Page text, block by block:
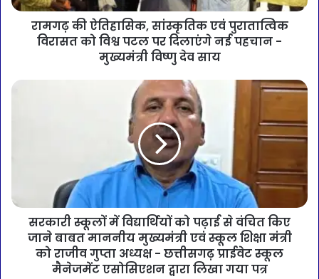
रामगढ़ की ऐतिहासिक, सांस्कृतिक एवं पुरातात्विक
विरासत को विश्व पटल पर दिलाएंगे नई पहचान -
मुख्यमंत्री विष्णु देव साय
सरकारी स्कूलों में विद्यार्थियों को पढ़ाई से वंचित किए
जाने बाबत माननीय मुख्यमंत्री एवं स्कूल शिक्षा मंत्री
को राजीव गुप्ता अध्यक्ष - छत्तीसगढ़ प्राईवेट स्कूल
मैनेजमेंट एसोसिएशन द्वारा लिखा गया पत्र